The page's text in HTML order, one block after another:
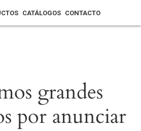
CATÁLOGOS CONTACTO
grandes
por anunciar